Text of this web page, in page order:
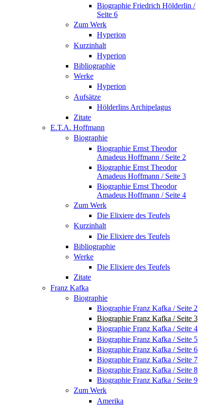
Biographie Friedrich Hölderlin /
Seite 6
Zum Werk
Hyperion
Kurzinhalt
Hyperion
Bibliographie
Werke
Hyperion
Aufsätze
Hölderlins Archipelagus
Zitate
E.T.A. Hoffmann
Biographie
Biographie Ernst Theodor
Amadeus Hoffmann / Seite 2
Biographie Ernst Theodor
Amadeus Hoffmann / Seite 3
Biographie Ernst Theodor
Amadeus Hoffmann / Seite 4
Zum Werk
Die Elixiere des Teufels
Kurzinhalt
Die Elixiere des Teufels
Bibliographie
Werke
Die Elixiere des Teufels
Zitate
Franz Kafka
Biographie
Biographie Franz Kafka / Seite 2
Biographie Franz Kafka / Seite 3
Biographie Franz Kafka / Seite 4
Biographie Franz Kafka / Seite 5
Biographie Franz Kafka / Seite 6
Biographie Franz Kafka / Seite 7
Biographie Franz Kafka / Seite 8
Biographie Franz Kafka / Seite 9
Zum Werk
Amerika